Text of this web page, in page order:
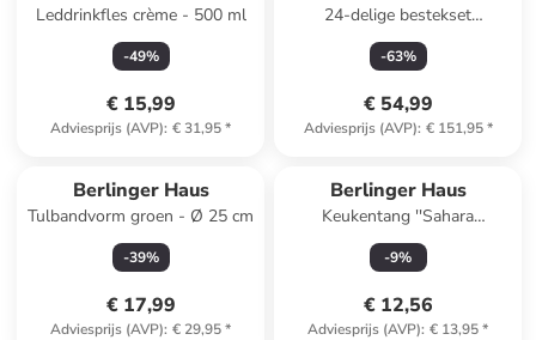
Leddrinkfles crème - 500 ml
-49%
€ 15,99
Adviesprijs (AVP): € 31,95*
24-delige bestekset
roségoudkleurig
-63%
€ 54,99
Adviesprijs (AVP): € 151,95*
Berlinger Haus
Tulbandvorm groen - Ø 25 cm
-39%
€ 17,99
Adviesprijs (AVP): € 29,95*
Berlinger Haus
Keukentang ''Sahara
Collection'' crème
-9%
€ 12,56
Adviesprijs (AVP): € 13,95*